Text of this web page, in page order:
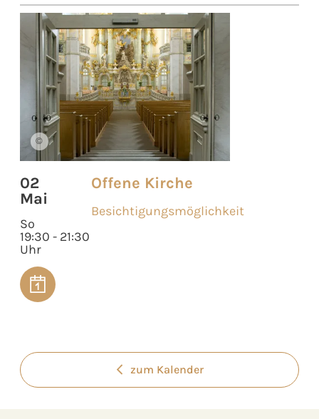
©
02
Mai
So
19:30 - 21:30
Uhr
Offene Kirche
Besichtigungsmöglichkeit
zum Kalender